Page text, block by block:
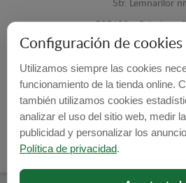
Str. Lemnarilor
535600 - Odorheiu
Harghita,
E-mail:
Site:
Configuración de cookies
Utilizamos siempre las cookies
funcionamiento de la tienda online.
también utilizamos cookies
analizar el uso del sitio web, medir
publicidad y personalizar los
Política de privacidad.